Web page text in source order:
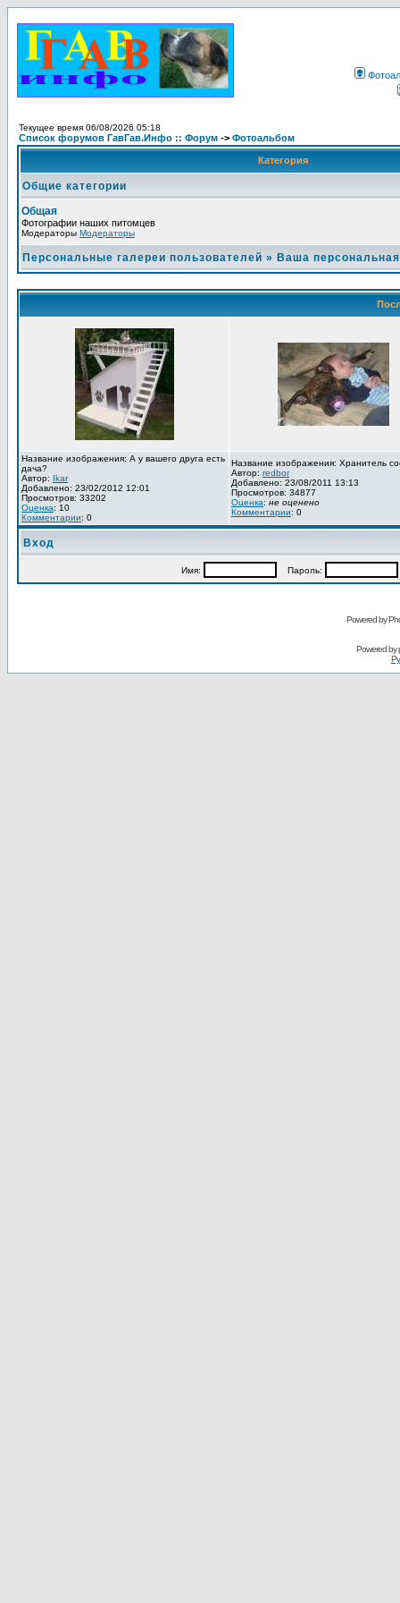
Текущее время 06/08/2026 05:18
Список форумов ГавГав.Инфо :: Форум -> Фотоальбом
Категория
Общие категории
Общая
Фотографии наших питомцев
Модераторы Модераторы
Персональные галереи пользователей » Ваша
Название изображения: А у вашего друга есть
дача?
Автор: Ikar
Добавлено: 23/02/2012 12:01
Просмотров: 33202
Оценка: 10
Комментарии: 0
Название изображения: Хранитель
Автор: redbor
Добавлено: 23/08/2011 13:13
Просмотров: 34877
Оценка: не оценено
Комментарии: 0
Вход
Имя: Пароль:
Powered by
Powered by